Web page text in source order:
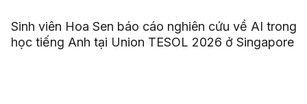
Sinh viên Hoa Sen báo cáo nghiên cứu về AI trong
học tiếng Anh tại Union TESOL 2026 ở Singapore